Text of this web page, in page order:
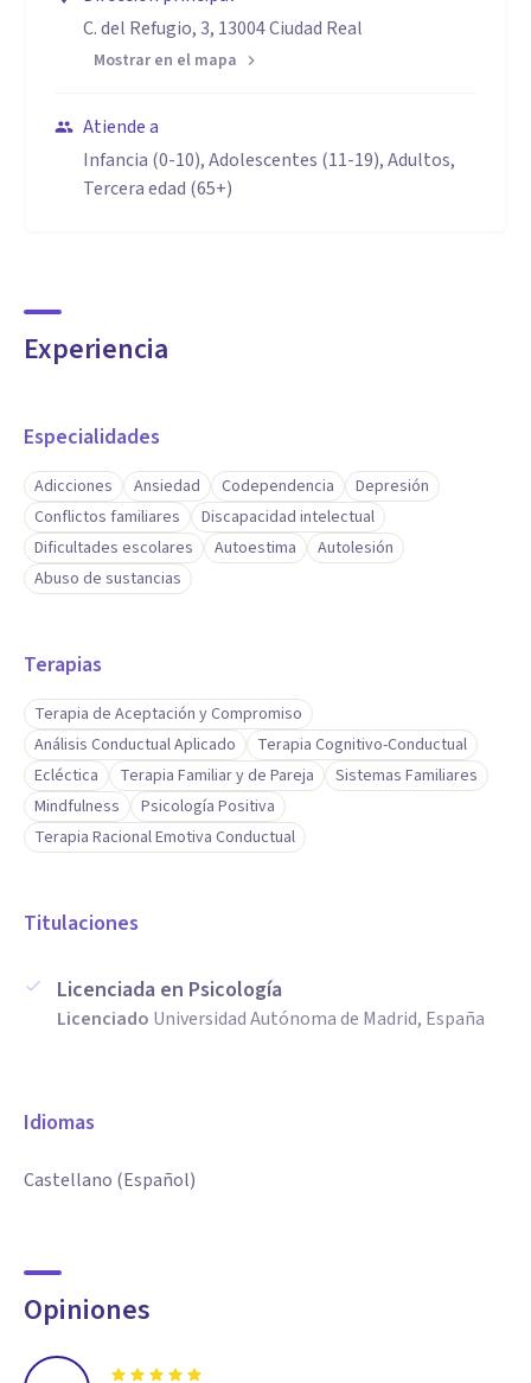
C. del Refugio, 3, 13004 Ciudad Real
Mostrar en el mapa
Atiende a
Infancia (0-10), Adolescentes (11-19), Adultos,
Tercera edad (65+)
Experiencia
Especialidades
Adicciones Ansiedad Codependencia
Depresión
Conflictos familiares
Discapacidad intelectual
Dificultades escolares
Autoestima
Autolesión
Abuso de sustancias
Terapias
Terapia de Aceptación y Compromiso
Análisis Conductual Aplicado
Terapia Cognitivo-Conductual
Ecléctica
Terapia Familiar y de Pareja
Sistemas Familiares
Mindfulness
Psicología Positiva
Terapia Racional Emotiva Conductual
Titulaciones
Licenciada en Psicología
Licenciado Universidad Autónoma de Madrid, España
Idiomas
Castellano (Español)
Opiniones